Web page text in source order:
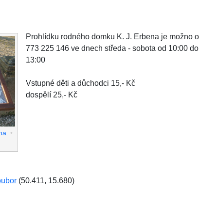
•
Prohlídku rodného domku K. J. Erbena je možno
773 225 146 ve dnech středa - sobota od 10:00
13:00
Vstupné děti a důchodci 15,- Kč
dospělí 25,- Kč
(50.411, 15.680)